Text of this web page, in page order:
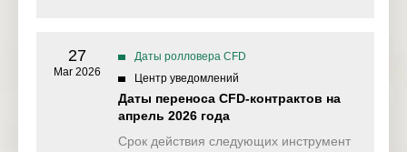
HK50ft
Hong Kong 50
Future
CHINA50ft China A50 Future 30 Dec 2025
27
Mar 2026
Даты ролловера CFD
Центр уведомлений
Даты переноса CFD-контрактов на
апрель 2026 года
Срок действия следующих инструмент